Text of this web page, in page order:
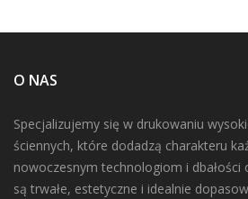
O NAS
Specjalizujemy się w drukowaniu
ściennych, które dodadzą charakteru
nowoczesnym technologiom i dbałości
są trwałe, estetyczne i idealnie